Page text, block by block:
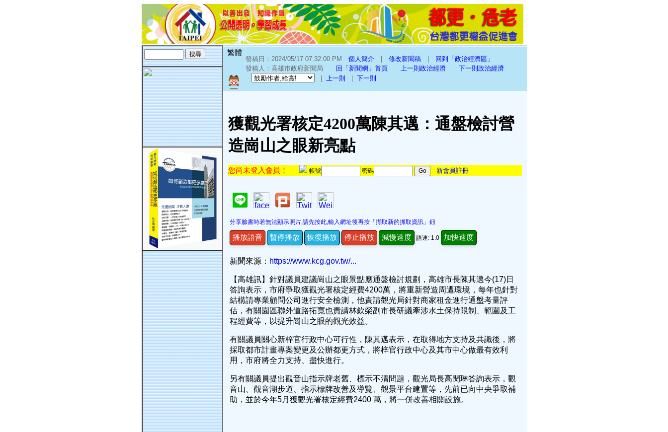
繁體
發稿日：2024/05/17 07:32:00 PM 個人簡介| 修改新聞稿|
回到「政治經濟區」
發稿人：高雄市政府新聞局
回「新聞網」首頁 上一則政治經濟
下一則政治經濟
上一則 下一則
獲觀光署核定4200萬陳其邁：通盤檢討營
造崗山之眼新亮點
您尚未登入會員！ 帳號 密碼 新會員註冊
分享臉書時若無法顯示照片,請先按此,輸入網址後再按「擷取新的抓取資訊」鈕
播放語音 暫停播放 恢復播放 停止播放 減慢速度 語速: 1.0 加快速度
新聞來源： https://www.kcg.gov.tw/...
【高雄訊】針對議員建議崗山之眼景點應通盤檢討規劃，高雄市長陳其邁今(17)日
答詢表示，市府爭取獲觀光署核定經費4200萬，將重新營造周遭環境，每年也針對
結構請專業顧問公司進行安全檢測，他責請觀光局針對商家租金進行通盤考量評
估，有關園區聯外道路拓寬也責請林欽榮副市長研議牽涉水土保持限制、範圍及工
程經費等，以提升崗山之眼的觀光效益。
有關議員關心新梓官行政中心可行性，陳其邁表示，在取得地方支持及共識後，將
採取都市計畫專案變更及公辦都更方式，將梓官行政中心及其市中心做最有效利
用，市府將全力支持、盡快進行。
另有關議員提出觀音山指示牌老舊、標示不清問題，觀光局長高閔琳答詢表示，觀
音山、觀音湖步道、指示標牌改善及導覽、觀景平台建置等，先前已向中央爭取補
助，並於今年5月獲觀光署核定經費2400 萬，將一併改善相關設施。